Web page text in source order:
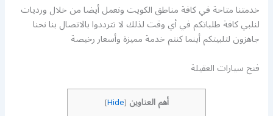
خدمتنا متاحة في كافة مناطق الكويت ونعمل أيضا من خلال ورديات
لنلبي كافة طلباتكم في أي وقت لذلك لا تترددوا بالاتصال بنا نحنا
جاهزون لتلبيتكم أينما كنتم خدمة مميزة وأسعار رخيصة
فتح سيارات العقيلة
أهم العناوين [
Hide
]